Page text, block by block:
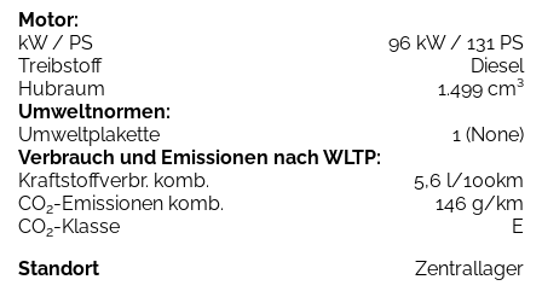
Motor:
kW / PS
96 kW / 131 PS
Treibstoff
Diesel
Hubraum
1.499 cm³
Umweltnormen:
Umweltplakette
1 (None)
Verbrauch und Emissionen nach WLTP:
Kraftstoffverbr. komb.
5,6 l/100km
CO2-Emissionen komb.
146 g/km
CO2-Klasse
E
Standort
Zentrallager